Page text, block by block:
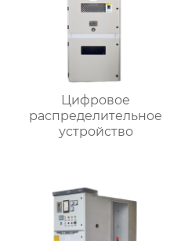
Цифровое
распределительное
устройство